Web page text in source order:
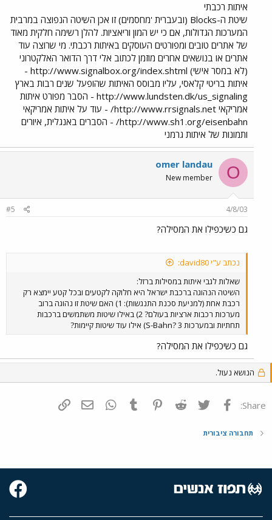
איתות רכבתי
שיטת ה-Blocks (ובעברית 'מחסמים) זו אכן השיטה הנפוצה במרבית
המערכות הגדולות, אם כי יש המון וריאציות. להלן רשימה חלקית מאוד
של אתרים טובים ומפורטים העוסקים באיתות רכבתי. מי שרוצה עוד
אתרים או בנושאים אחרים מוזמן לכתוב אלי דרך הדואר האלקטרוני
(לא במסר אישי) http://www.signalbox.org/index.shtml -
איתות בריטי קלאסי, עליו מבוסס האיתות שהופעל שנים רבות בארץ
http://www.lundsten.dk/us_signaling - הסבר מפורט איתות
אמריקאי http://www.rrsignals.net/ - עוד על איתות אמריקאי
http://www.sh1.org/eisenbahn/ - הסברים באנגלית, איורים
ותמונות של איתות גרמני
O
omer landau
New member
4/8/03
#5
גם כשיכפילו את המסילה?
נכתב ע"י david80:
שאלות לגבי איתות במסילות ברזל:
השיטה הנהוגה ברכבת ישראל היא חלוקה לקטעים ובכל קטע יימצא רק
רכבת אחת (למניעת סכנת התנגשות): 1) האם שיטת זו נהוגה ברוב
מערכות רכבות ארציות בעולם? 2) באילו שיטות משתמשים ברכבות
תחתיות ובמערכות S-Bahn? 3) אילו עוד שיטות קיימות?
גם כשיכפילו את המסילה?
הנושא נעול.
Share: פייסבוק Twitter
Reddit
Pinterest
Tumblr
WhatsAppדואר אלקטרוני
תחבורה ציבורית